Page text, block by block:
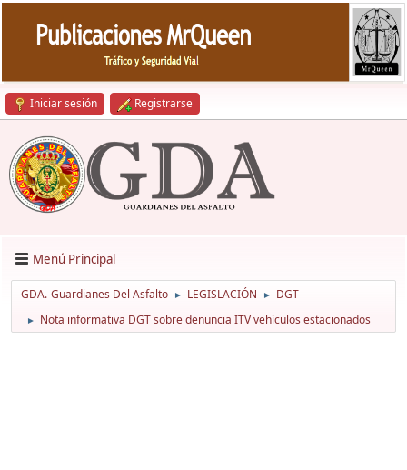
Iniciar sesión Registrarse
Menú Principal
GDA.-Guardianes Del Asfalto ► LEGISLACIÓN ► DGT
► Nota informativa DGT sobre denuncia ITV vehículos estacionados